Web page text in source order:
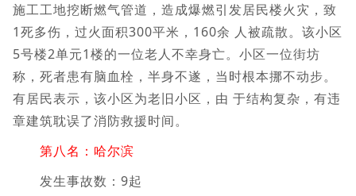
施工工地挖断燃气管道，造成爆燃引发居民楼火灾，致
1死多伤，过火面积300平米，160余 人被疏散。该小区
5号楼2单元1楼的一位老人不幸身亡。小区一位街坊
称，死者患有脑血栓，半身不遂，当时根本挪不动步。
有居民表示，该小区为老旧小区，由 于结构复杂，有违
章建筑耽误了消防救援时间。
第八名：哈尔滨
发生事故数：9起